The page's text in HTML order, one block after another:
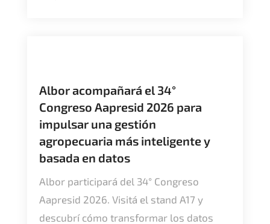
Albor acompañará el 34°
Congreso Aapresid 2026 para
impulsar una gestión
agropecuaria más inteligente y
basada en datos
Albor participará del 34° Congreso
Aapresid 2026. Visitá el stand A17 y
descubrí cómo transformar los datos